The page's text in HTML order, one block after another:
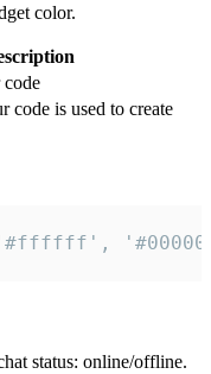
color.
code is used to create
status: online/offline.